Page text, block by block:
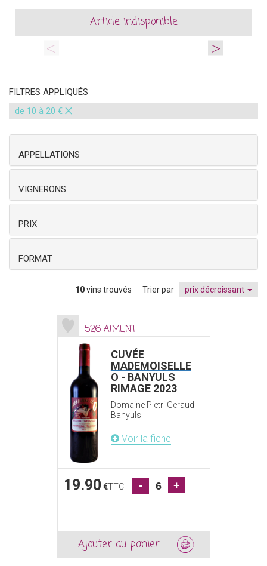
<
Article indisponible
>
FILTRES APPLIQUÉS
de 10 à 20 € ×
APPELLATIONS
VIGNERONS
PRIX
FORMAT
10vins trouvés Trier par prix décroissant
526 AIMENT
CUVÉE
MADEMOISELLE
O - BANYULS
RIMAGE 2023
Domaine Pietri Geraud
Banyuls
Voir la fiche
19.90 €TTC - +
Ajouter au panier